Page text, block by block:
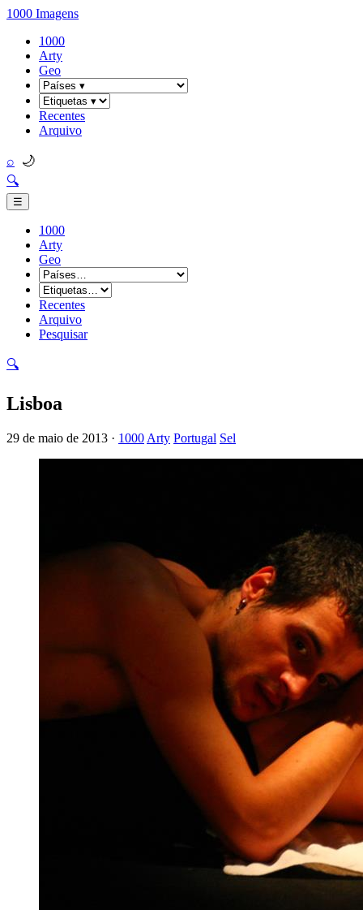
1000 Imagens
1000
Arty
Geo
Recentes
Arquivo
⌕ 🌙
🔍
☰
1000
Arty
Geo
Recentes
Arquivo
Pesquisar
🔍
Lisboa
29 de maio de 2013 · 1000 Arty Portugal Sel